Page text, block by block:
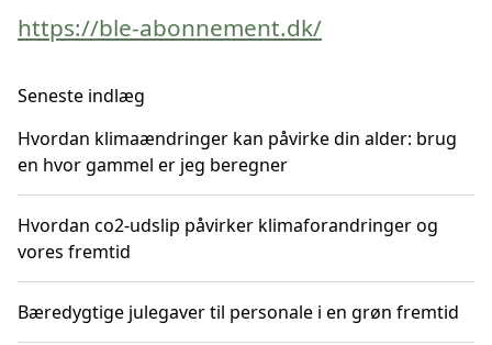
https://ble-abonnement.dk/
Seneste indlæg
Hvordan klimaændringer kan påvirke din alder: brug
en hvor gammel er jeg beregner
Hvordan co2-udslip påvirker klimaforandringer og
vores fremtid
Bæredygtige julegaver til personale i en grøn fremtid